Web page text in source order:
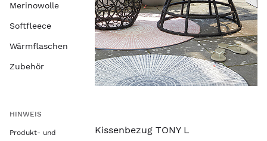
Kissenbezug TONY L
Merinowolle
Softfleece
Wärmflaschen
Zubehör
HINWEIS
Produkt- und